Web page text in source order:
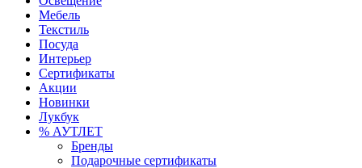
Мебель
Текстиль
Посуда
Интерьер
Сертификаты
Акции
Новинки
Лукбук
% АУТЛЕТ
Бренды
Подарочные сертификаты